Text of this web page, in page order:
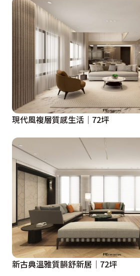
現代風複層質感生活│72坪
新古典溫雅質韻舒新居│72坪